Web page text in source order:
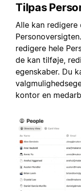
Tilpas
Alle kan redigere
redigere hele
de kan tilføje,
egenskaber. Du
kontor en